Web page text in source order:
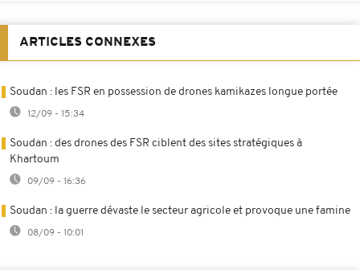
ARTICLES CONNEXES
Soudan : les FSR en possession de drones kamikazes longue portée
12/09 - 15:34
Soudan : des drones des FSR ciblent des sites stratégiques à
Khartoum
09/09 - 16:36
Soudan : la guerre dévaste le secteur agricole et provoque une famine
08/09 - 10:01